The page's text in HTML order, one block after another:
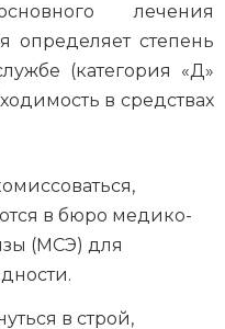
лечения
определяет степень
(категория «Д»
в средствах
в бюро медико-
(МСЭ) для
в строй,